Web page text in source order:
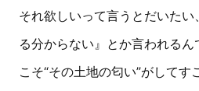
それ欲しいって言うとだいた
る分からない』とか言われる
こそ“その土地の匂い”がして